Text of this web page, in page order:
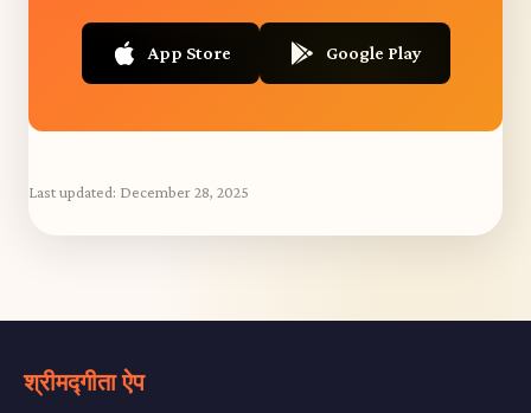
App Store Google Play
Last updated: December 28, 2025
श्रीमद्गीता ऐप